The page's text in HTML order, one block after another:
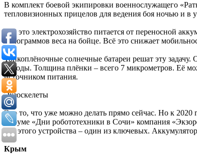
В комплект боевой экипировки военнослужащего
тепловизионных прицелов для ведения боя ночью и в
Всё это электрохозяйство питается от переносной
килограммов веса на бойце. Всё это снижает
Тонкоплёночные солнечные батареи решат эту
погоды. Толщина плёнки – всего 7 микрометров. Её
источником питания.
Экзоскелеты
Это то, что уже можно делать прямо сейчас. Но к 2020
форуме «Дни робототехники в Сочи» компания
для этого устройства – один из ключевых.
Крым